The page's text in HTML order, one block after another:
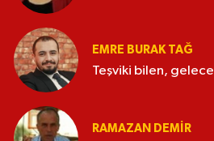
EMRE BURAK TAĞ
Teşviki bilen,
RAMAZAN DEMİR